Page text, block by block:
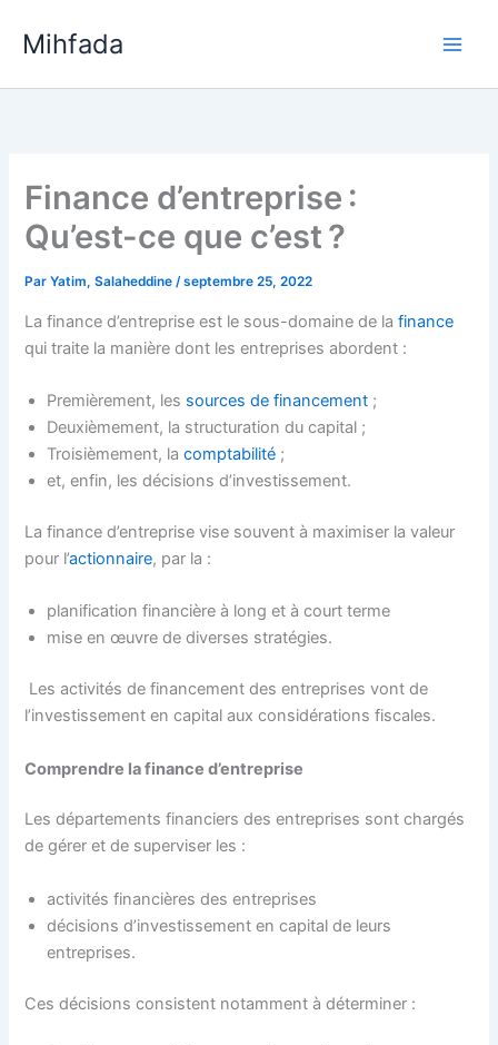
Mihfada
Finance d’entreprise :
Qu’est-ce que c’est ?
ParYatim, Salaheddine/septembre 25, 2022
La finance d’entreprise est le sous-domaine de lafinance
qui traite la manière dont les entreprises abordent :
Premièrement, les sources de financement ;
Deuxièmement, la structuration du capital ;
Troisièmement, lacomptabilité ;
et, enfin, les décisions d’investissement.
La finance d’entreprise vise souvent à maximiser la valeur
pour l’actionnaire, par la :
planification financière à long et à court terme
mise en œuvre de diverses stratégies.
Les activités de financement des entreprises vont de
l’investissement en capital aux considérations fiscales.
Comprendre la finance d’entreprise
Les départements financiers des entreprises sont chargés
de gérer et de superviser les :
activités financières des entreprises
décisions d’investissement en capital de leurs
entreprises.
Ces décisions consistent notamment à déterminer :